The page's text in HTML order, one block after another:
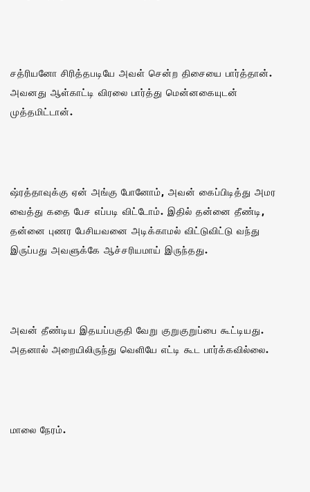
சத்ரியனோ சிரித்தபடியே அவள் சென்ற திசையை பார்த்தான்.
அவனது ஆள்காட்டி விரலை பார்த்து மென்னகையுடன்
முத்தமிட்டான்.
ஷ்ரத்தாவுக்கு ஏன் அங்கு போனோம், அவன் கைப்பிடித்து அமர
வைத்து கதை பேச எப்படி விட்டோம். இதில் தன்னை தீண்டி,
தன்னை புணர பேசியவனை அடிக்காமல் விட்டுவிட்டு வந்து
இருப்பது அவளுக்கே ஆச்சரியமாய் இருந்தது.
அவன் தீண்டிய இதயப்பகுதி வேறு குறுகுறுப்பை கூட்டியது.
அதனால் அறையிலிருந்து வெளியே எட்டி கூட பார்க்கவில்லை.
மாலை நேரம்.